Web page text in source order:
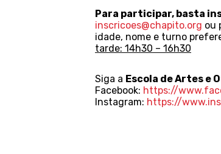
Para participar, basta
inscricoes@chapito.org ou
idade, nome e turno
tarde: 14h30 – 16h30
Siga a Escola de Artes e
Facebook: https://
Instagram: https://